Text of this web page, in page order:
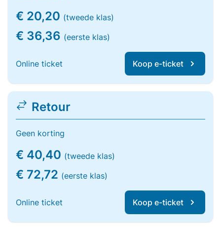
€ 20,20 (tweede klas)
€ 36,36 (eerste klas)
Online ticket Koop e-ticket
Retour
Geen korting
€ 40,40 (tweede klas)
€ 72,72 (eerste klas)
Online ticket Koop e-ticket